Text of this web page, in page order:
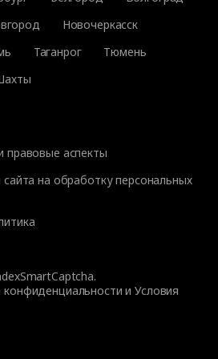
Новочеркасск
Таганрог
Тюмень
правовые аспекты
на обработку персональных
конфиденциальности иУсловия